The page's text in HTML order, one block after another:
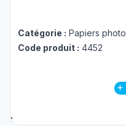
Catégorie : Papiers
Code produit : 4452
;